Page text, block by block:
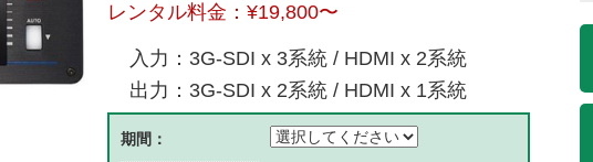
レンタル料金： ¥19,800〜
入力：3G-SDI x 3系統 / HDMI x 2系統
出力：3G-SDI x 2系統 / HDMI x 1系統
期間：